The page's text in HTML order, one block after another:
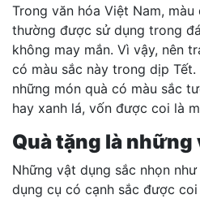
Trong văn hóa Việt Nam,
thường được sử dụng trong
không may mắn. Vì vậy, nên
có màu sắc này trong dịp
những món quà có màu sắc
hay xanh lá, vốn được coi là
Quà tặng là những
Những vật dụng sắc nhọn
dụng cụ có cạnh sắc được